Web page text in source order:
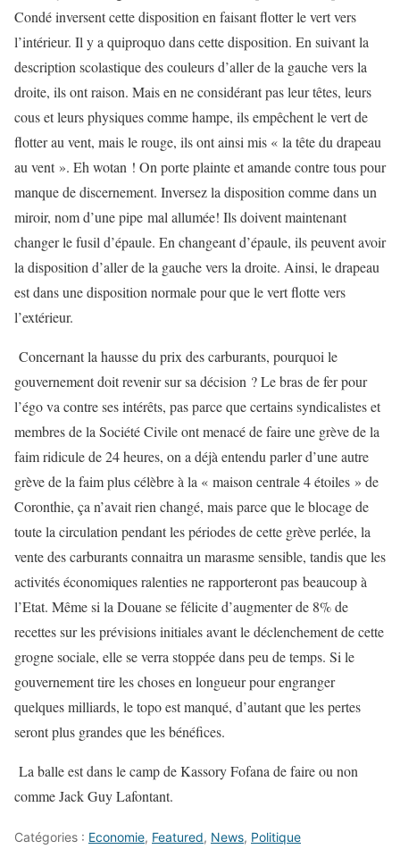
Condé inversent cette disposition en faisant flotter le vert vers
l’intérieur. Il y a quiproquo dans cette disposition. En suivant la
description scolastique des couleurs d’aller de la gauche vers la
droite, ils ont raison. Mais en ne considérant pas leur têtes, leurs
cous et leurs physiques comme hampe, ils empêchent le vert de
flotter au vent, mais le rouge, ils ont ainsi mis « la tête du drapeau
au vent ». Eh wotan ! On porte plainte et amande contre tous pour
manque de discernement. Inversez la disposition comme dans un
miroir, nom d’une pipe mal allumée! Ils doivent maintenant
changer le fusil d’épaule. En changeant d’épaule, ils peuvent avoir
la disposition d’aller de la gauche vers la droite. Ainsi, le drapeau
est dans une disposition normale pour que le vert flotte vers
l’extérieur.
Concernant la hausse du prix des carburants, pourquoi le
gouvernement doit revenir sur sa décision ? Le bras de fer pour
l’égo va contre ses intérêts, pas parce que certains syndicalistes et
membres de la Société Civile ont menacé de faire une grève de la
faim ridicule de 24 heures, on a déjà entendu parler d’une autre
grève de la faim plus célèbre à la « maison centrale 4 étoiles » de
Coronthie, ça n’avait rien changé, mais parce que le blocage de
toute la circulation pendant les périodes de cette grève perlée, la
vente des carburants connaitra un marasme sensible, tandis que les
activités économiques ralenties ne rapporteront pas beaucoup à
l’Etat. Même si la Douane se félicite d’augmenter de 8% de
recettes sur les prévisions initiales avant le déclenchement de cette
grogne sociale, elle se verra stoppée dans peu de temps. Si le
gouvernement tire les choses en longueur pour engranger
quelques milliards, le topo est manqué, d’autant que les pertes
seront plus grandes que les bénéfices.
La balle est dans le camp de Kassory Fofana de faire ou non
comme Jack Guy Lafontant.
Catégories : Economie, Featured, News, Politique